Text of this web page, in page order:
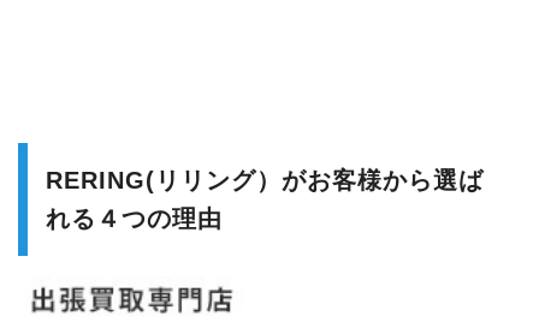
RERING(リリング）がお客様から選ば
れる４つの理由